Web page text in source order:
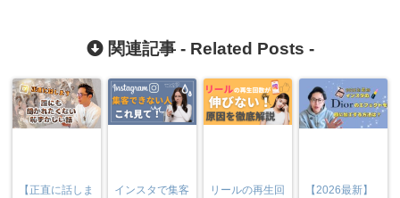
関連記事 - Related Posts -
【正直に話しま
インスタで集客
リールの再生回
【2026最新】